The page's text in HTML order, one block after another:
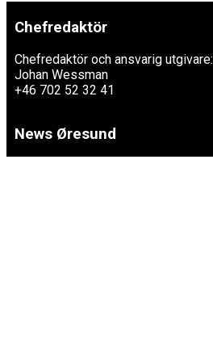
Chefredaktör
Chefredaktör och ansvarig utgivare:
Johan Wessman
+46 702 52 32 41
News Øresund